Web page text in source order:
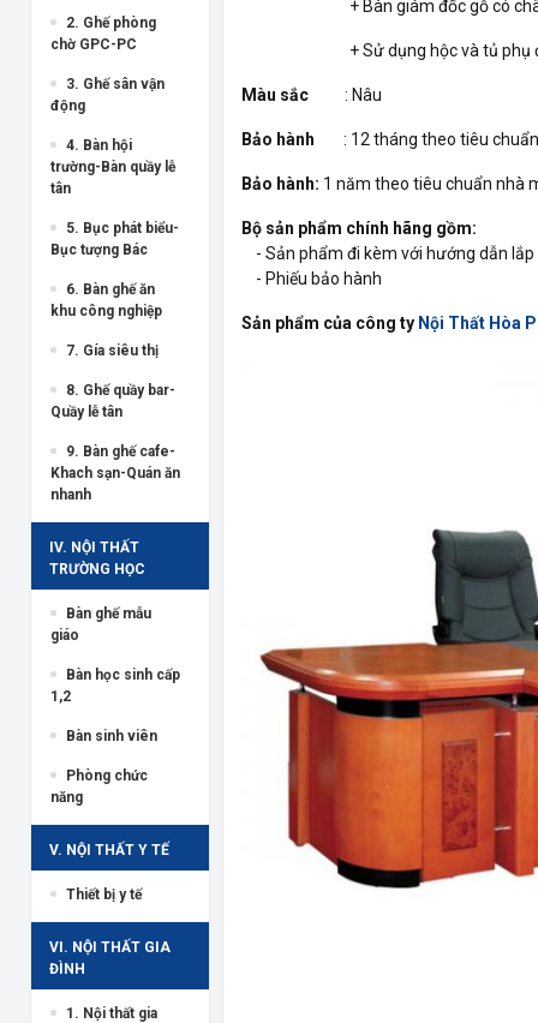
2. Ghế phòng
chờ GPC-PC
3. Ghế sân vận
động
4. Bàn hội
trường-Bàn quầy lễ
tân
5. Bục phát biểu-
Bục tượng Bác
6. Bàn ghế ăn
khu công nghiệp
7. Gía siêu thị
8. Ghế quầy bar-
Quầy lễ tân
9. Bàn ghế cafe-
Khach sạn-Quán ăn
nhanh
IV. NỘI THẤT
TRƯỜNG HỌC
Bàn ghế mẫu
giáo
Bàn học sinh cấp
1,2
Bàn sinh viên
Phòng chức
năng
V. NỘI THẤT Y TẾ
Thiết bị y tế
VI. NỘI THẤT GIA
ĐÌNH
1. Nội thất gia
+ Bàn giám đốc gỗ có chân
+ Sử dụng hộc và tủ phụ để
Màu sắc : Nâu
Bảo hành : 12 tháng theo tiêu chuẩn
Bảo hành: 1 năm theo tiêu chuẩn nhà
Bộ sản phẩm chính hãng gồm:
- Sản phẩm đi kèm với hướng dẫn lắp
- Phiếu bảo hành
Sản phẩm của công ty Nội Thất Hòa